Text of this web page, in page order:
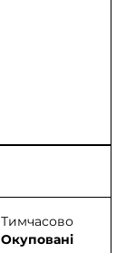
Тимчасово
Окуповані